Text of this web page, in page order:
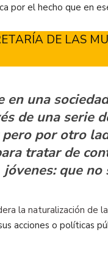
por el hecho que en
DE LAS
en una
de una serie
por otro
tratar de
jóvenes: que no
la naturalización de
acciones o políticas